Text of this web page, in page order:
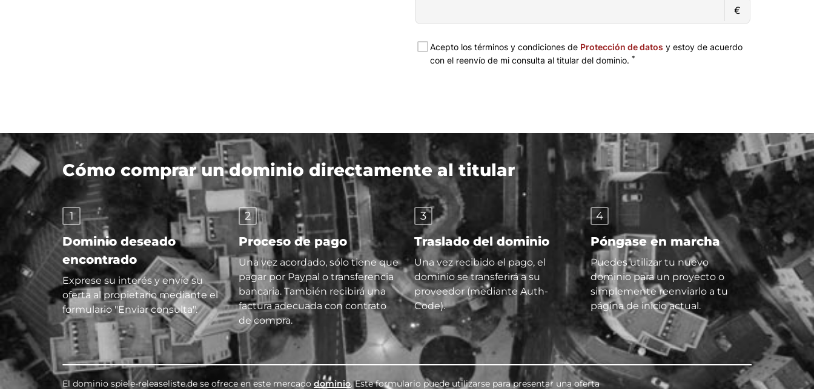
Cómo comprar un dominio directamente al titular
1
Dominio deseado
encontrado
Exprese su interés y envíe su
oferta al propietario mediante el
formulario "Enviar consulta".
2
Proceso de pago
Una vez acordado, sólo tiene que
pagar por Paypal o transferencia
bancaria. También recibirá una
factura adecuada con contrato
de compra.
3
Traslado del dominio
Una vez recibido el pago, el
dominio se transferirá a su
proveedor (mediante Auth-
Code).
4
Póngase en marcha
Puedes utilizar tu nuevo
dominio para un proyecto o
simplemente reenviarlo a tu
página de inicio actual.
El dominio spiele-releaseliste.de se ofrece en este mercado dominio. Este formulario puede utilizarse para presentar una oferta